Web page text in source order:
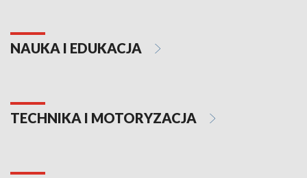
NAUKA I EDUKACJA
TECHNIKA I MOTORYZACJA